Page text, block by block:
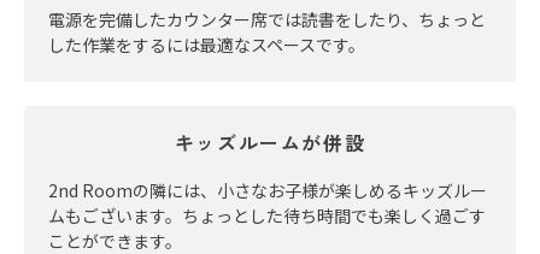
電源を完備したカウンター席では読書をしたり、ちょっと
した作業をするには最適なスペースです。
キッズルームが併設
2nd Roomの隣には、小さなお子様が楽しめるキッズルー
ムもございます。ちょっとした待ち時間でも楽しく過ごす
ことができます。